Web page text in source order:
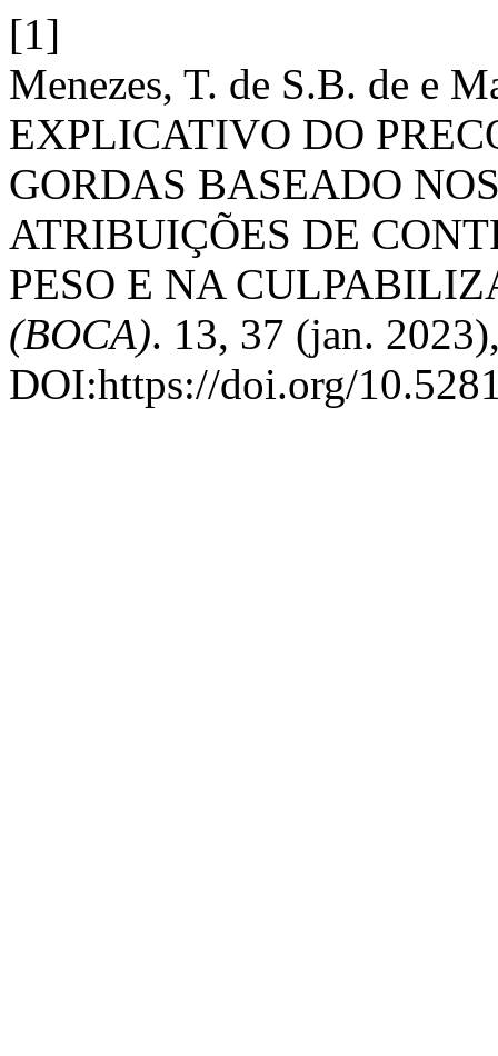
[1]
Menezes, T. de S.B. de e
EXPLICATIVO DO
GORDAS BASEADO
ATRIBUIÇÕES DE
PESO E NA
(BOCA). 13, 37 (jan.
DOI:https://doi.org/